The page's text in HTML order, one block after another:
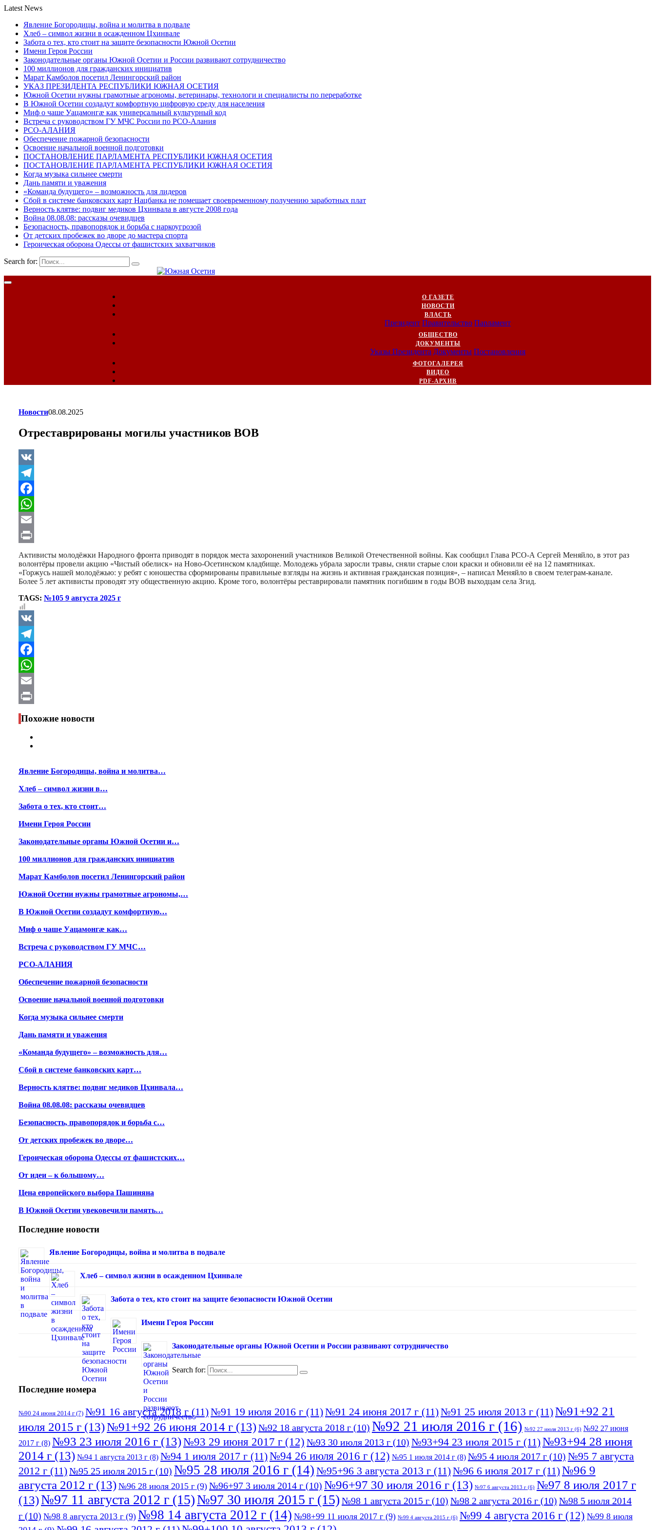
Latest News
Явление Богородицы, война и молитва в подвале
Хлеб – символ жизни в осажденном Цхинвале
Забота о тех, кто стоит на защите безопасности Южной Осетии
Имени Героя России
Законодательные органы Южной Осетии и России развивают сотрудничество
100 миллионов для гражданских инициатив
Марат Камболов посетил Ленингорский район
УКАЗ ПРЕЗИДЕНТА РЕСПУБЛИКИ ЮЖНАЯ ОСЕТИЯ
Южной Осетии нужны грамотные агрономы, ветеринары, технологи и специалисты по переработке
В Южной Осетии создадут комфортную цифровую среду для населения
Миф о чаше Уацамонгæ как универсальный культурный код
Встреча с руководством ГУ МЧС России по РСО-Алания
РСО-АЛАНИЯ
Обеспечение пожарной безопасности
Освоение начальной военной подготовки
ПОСТАНОВЛЕНИЕ ПАРЛАМЕНТА РЕСПУБЛИКИ ЮЖНАЯ ОСЕТИЯ
ПОСТАНОВЛЕНИЕ ПАРЛАМЕНТА РЕСПУБЛИКИ ЮЖНАЯ ОСЕТИЯ
Когда музыка сильнее смерти
Дань памяти и уважения
«Команда будущего» – возможность для лидеров
Сбой в системе банковских карт Нацбанка не помешает своевременному получению заработных плат
Верность клятве: подвиг медиков Цхинвала в августе 2008 года
Война 08.08.08: рассказы очевидцев
Безопасность, правопорядок и борьба с наркоугрозой
От детских пробежек во дворе до мастера спорта
Героическая оборона Одессы от фашистских захватчиков
Search for:
О ГАЗЕТЕ
НОВОСТИ
ВЛАСТЬ
Президент Правительство Парламент
ОБЩЕСТВО
ДОКУМЕНТЫ
Указы Президента Документы Постановления
ФОТОГАЛЕРЕЯ
ВИДЕО
PDF-АРХИВ
Новости08.08.2025
Отреставрированы могилы участников ВОВ
VK
Telegram
Facebook
WhatsApp
Email
Print
Активисты молодёжки Народного фронта приводят в порядок места захоронений участников Великой Отечественной войны. Как сообщил Глава РСО-А Сергей Меняйло, в этот раз
волонтёры провели акцию «Чистый обелиск» на Ново-Осетинском кладбище. Молодежь убрала заросли травы, сняли старые слои краски и обновили её на 12 памятниках.
«Горжусь нашей молодёжью: у ребят с юношества сформированы правильные взгляды на жизнь и активная гражданская позиция», – написал Меняйло в своем телеграм-канале.
Более 5 лет активисты проводят эту общественную акцию. Кроме того, волонтёры реставрировали памятник погибшим в годы ВОВ выходцам села Згид.
TAGS: №105 9 августа 2025 г
VK
Telegram
Facebook
WhatsApp
Email
Print
Похожие новости
Явление Богородицы, война и молитва…
Хлеб – символ жизни в…
Забота о тех, кто стоит…
Имени Героя России
Законодательные органы Южной Осетии и…
100 миллионов для гражданских инициатив
Марат Камболов посетил Ленингорский район
Южной Осетии нужны грамотные агрономы,…
В Южной Осетии создадут комфортную…
Миф о чаше Уацамонгæ как…
Встреча с руководством ГУ МЧС…
РСО-АЛАНИЯ
Обеспечение пожарной безопасности
Освоение начальной военной подготовки
Когда музыка сильнее смерти
Дань памяти и уважения
«Команда будущего» – возможность для…
Сбой в системе банковских карт…
Верность клятве: подвиг медиков Цхинвала…
Война 08.08.08: рассказы очевидцев
Безопасность, правопорядок и борьба с…
От детских пробежек во дворе…
Героическая оборона Одессы от фашистских…
От идеи – к большому…
Цена европейского выбора Пашиняна
В Южной Осетии увековечили память…
Последние новости
Явление Богородицы, война и молитва в подвале
Хлеб – символ жизни в осажденном Цхинвале
Забота о тех, кто стоит на защите безопасности Южной Осетии
Имени Героя России
Законодательные органы Южной Осетии и России развивают сотрудничество
Search for:
Последние номера
№90 24 июня 2014 г (7) №91 16 августа 2018 г (11)№91 19 июля 2016 г (11)№91 24 июня 2017 г (11)№91 25 июля 2013 г (11)№91+92 21
июля 2015 г (13)№91+92 26 июня 2014 г (13)№92 18 августа 2018 г (10) №92 21 июля 2016 г (16) №92 27 июля 2013 г (6) №92 27 июня
2017 г (8) №93 23 июля 2016 г (13)№93 29 июня 2017 г (12) №93 30 июля 2013 г (10) №93+94 23 июля 2015 г (11)№93+94 28 июня
2014 г (13) №94 1 августа 2013 г (8) №94 1 июля 2017 г (11)№94 26 июля 2016 г (12) №95 1 июля 2014 г (8) №95 4 июля 2017 г (10) №95 7 августа
2012 г (11)№95 25 июля 2015 г (10) №95 28 июля 2016 г (14) №95+96 3 августа 2013 г (11)№96 6 июля 2017 г (11)№96 9
августа 2012 г (13) №96 28 июля 2015 г (9) №96+97 3 июля 2014 г (10) №96+97 30 июля 2016 г (13) №97 6 августа 2013 г (6) №97 8 июля 2017 г
(13)№97 11 августа 2012 г (15)№97 30 июля 2015 г (15) №98 1 августа 2015 г (10) №98 2 августа 2016 г (10) №98 5 июля 2014
г (10) №98 8 августа 2013 г (9) №98 14 августа 2012 г (14) №98+99 11 июля 2017 г (9) №99 4 августа 2015 г (6) №99 4 августа 2016 г (12) №99 8 июля